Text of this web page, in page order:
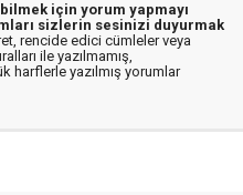
için yorum yapmayı
sizlerin sesinizi duyurmak
rencide edici cümleler veya
ile yazılmamış,
harflerle yazılmış yorumlar